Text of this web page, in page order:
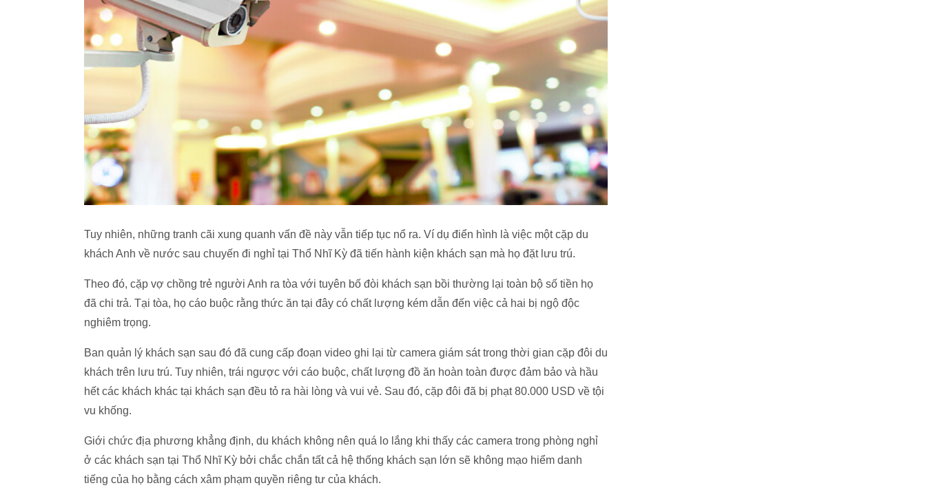
Tuy nhiên, những tranh cãi xung quanh vấn đề này vẫn tiếp tục nổ ra. Ví dụ điển hình là việc một cặp du
khách Anh về nước sau chuyến đi nghỉ tại Thổ Nhĩ Kỳ đã tiến hành kiện khách sạn mà họ đặt lưu trú.
Theo đó, cặp vợ chồng trẻ người Anh ra tòa với tuyên bố đòi khách sạn bồi thường lại toàn bộ số tiền họ
đã chi trả. Tại tòa, họ cáo buộc rằng thức ăn tại đây có chất lượng kém dẫn đến việc cả hai bị ngộ độc
nghiêm trọng.
Ban quản lý khách sạn sau đó đã cung cấp đoạn video ghi lại từ camera giám sát trong thời gian cặp đôi du
khách trên lưu trú. Tuy nhiên, trái ngược với cáo buộc, chất lượng đồ ăn hoàn toàn được đảm bảo và hầu
hết các khách khác tại khách sạn đều tỏ ra hài lòng và vui vẻ. Sau đó, cặp đôi đã bị phạt 80.000 USD về tội
vu khống.
Giới chức địa phương khẳng định, du khách không nên quá lo lắng khi thấy các camera trong phòng nghỉ
ở các khách sạn tại Thổ Nhĩ Kỳ bởi chắc chắn tất cả hệ thống khách sạn lớn sẽ không mạo hiểm danh
tiếng của họ bằng cách xâm phạm quyền riêng tư của khách.